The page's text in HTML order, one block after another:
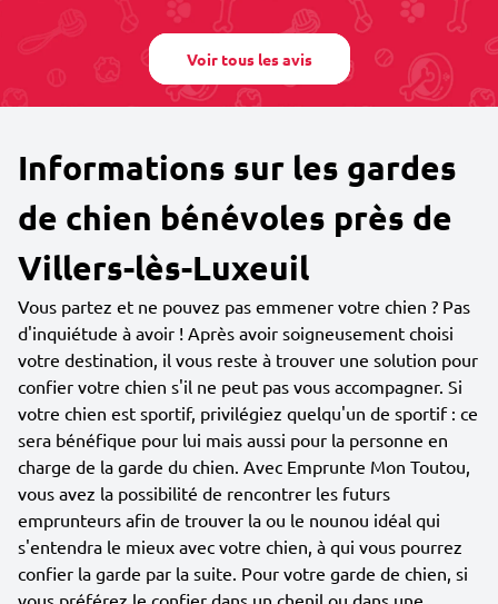
Voir tous les avis
Informations sur les gardes
de chien bénévoles près de
Villers-lès-Luxeuil
Vous partez et ne pouvez pas emmener votre chien ? Pas
d'inquiétude à avoir ! Après avoir soigneusement choisi
votre destination, il vous reste à trouver une solution pour
confier votre chien s'il ne peut pas vous accompagner. Si
votre chien est sportif, privilégiez quelqu'un de sportif : ce
sera bénéfique pour lui mais aussi pour la personne en
charge de la garde du chien. Avec Emprunte Mon Toutou,
vous avez la possibilité de rencontrer les futurs
emprunteurs afin de trouver la ou le nounou idéal qui
s'entendra le mieux avec votre chien, à qui vous pourrez
confier la garde par la suite. Pour votre garde de chien, si
vous préférez le confier dans un chenil ou dans une